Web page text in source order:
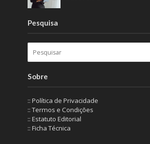
Pesquisa
Sobre
:: Política de Privacidade
:: Termos e Condições
:: Estatuto Editorial
:: Ficha Técnica